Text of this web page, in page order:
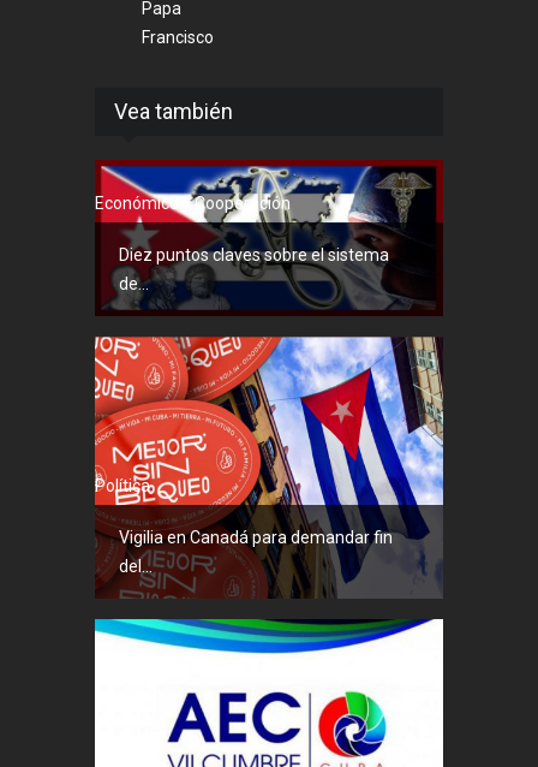
Papa
Francisco
Vea también
Económico y Cooperación
Diez puntos claves sobre el sistema
de...
Política
Vigilia en Canadá para demandar fin
del...